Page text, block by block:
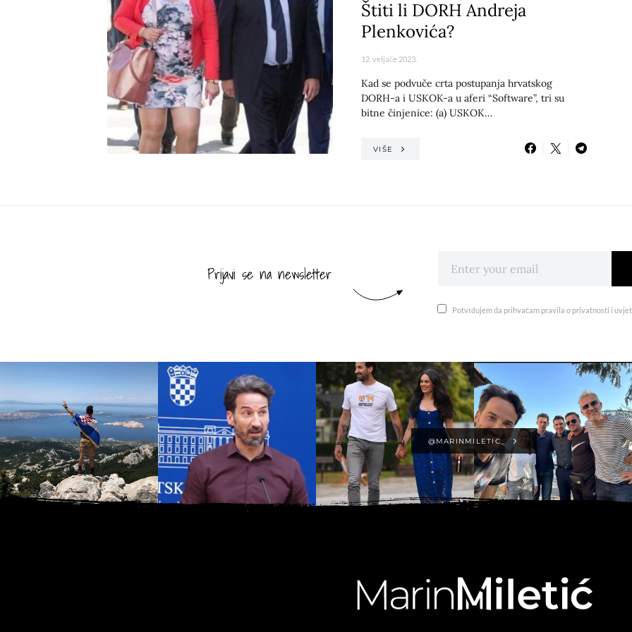
Štiti li DORH Andreja
Plenkovića?
12. veljače 2023.
Kad se podvuče crta postupanja hrvatskog
DORH-a i USKOK-a u aferi “Software”, tri su
bitne činjenice: (a) USKOK…
VIŠE
Prijavi se na newsletter
Potvrđujem da prihvaćam pravila o privatnosti i
@MARINMILETIC_